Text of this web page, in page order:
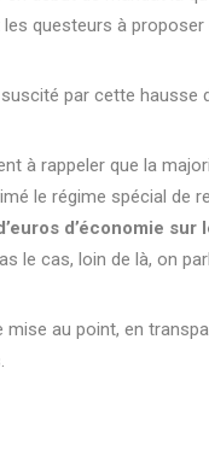
questeurs à proposer
par cette hausse
à rappeler que la
le régime spécial de
d’économie
le cas, loin de là, on
au point, en